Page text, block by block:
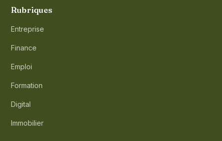
Rubriques
Entreprise
Finance
Emploi
Formation
Digital
Immobilier